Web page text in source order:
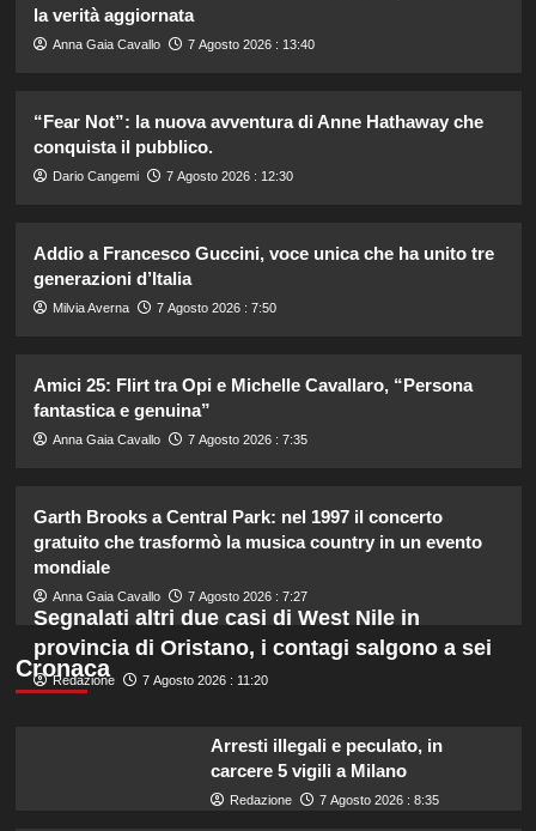
4
5
Rihanna in lingerie: dopo 10 anni, è
tornata in studio per il nuovo album!
1
sogno con le amiche prima del
2
Lorella Cuccarini compie 61 anni:
“Ho l’energia di una ventenne!”
celebrazione in famiglia da mamma
bis emozionante e gioiosa.
Lorenzo Riccardi nel cast del
Grande Fratello Vip? Claudia Dionigi
svela la verità.
Rihanna in lingerie: dopo 10 anni, è
tornata in studio per il nuovo album!
la verità aggiornata
Anna Gaia Cavallo 7 Agosto 2026 : 13:40
“Fear Not”: la nuova avventura di Anne Hathaway che
conquista il pubblico.
Dario Cangemi 7 Agosto 2026 : 12:30
Addio a Francesco Guccini, voce unica che ha unito tre
generazioni d’Italia
Milvia Averna 7 Agosto 2026 : 7:50
Amici 25: Flirt tra Opi e Michelle Cavallaro, “Persona
fantastica e genuina”
Anna Gaia Cavallo 7 Agosto 2026 : 7:35
Garth Brooks a Central Park: nel 1997 il concerto
gratuito che trasformò la musica country in un evento
mondiale
Anna Gaia Cavallo 7 Agosto 2026 : 7:27
Cronaca
Segnalati altri due casi di West Nile in
provincia di Oristano, i contagi salgono a sei
Redazione 7 Agosto 2026 : 11:20
Arresti illegali e peculato, in
carcere 5 vigili a Milano
Redazione 7 Agosto 2026 : 8:35